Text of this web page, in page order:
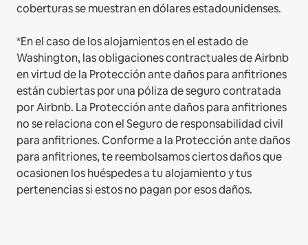
coberturas se muestran en dólares estadounidenses.
*En el caso de los alojamientos en el estado de
Washington, las obligaciones contractuales de Airbnb
en virtud de la Protección ante daños para anfitriones
están cubiertas por una póliza de seguro contratada
por Airbnb. La Protección ante daños para anfitriones
no se relaciona con el Seguro de responsabilidad civil
para anfitriones. Conforme a la Protección ante daños
para anfitriones, te reembolsamos ciertos daños que
ocasionen los huéspedes a tu alojamiento y tus
pertenencias si estos no pagan por esos daños.